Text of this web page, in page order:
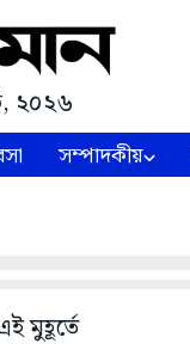
২০২৬
সম্পাদকীয়
মুহূর্তে